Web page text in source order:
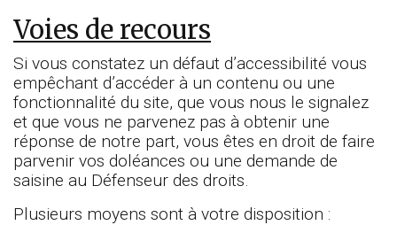
Voies de recours
Si vous constatez un défaut d’accessibilité vous
empêchant d’accéder à un contenu ou une
fonctionnalité du site, que vous nous le signalez
et que vous ne parvenez pas à obtenir une
réponse de notre part, vous êtes en droit de faire
parvenir vos doléances ou une demande de
saisine au Défenseur des droits.
Plusieurs moyens sont à votre disposition :